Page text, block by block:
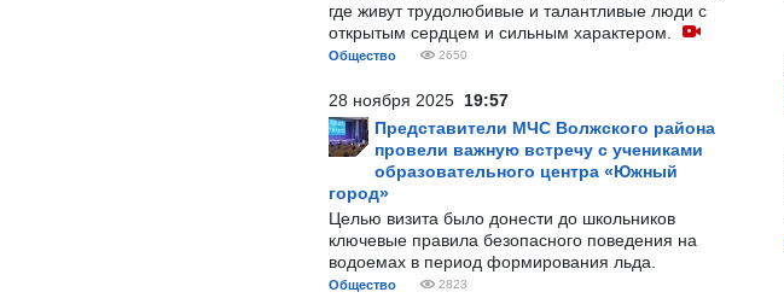
где живут трудолюбивые и талантливые люди с
открытым сердцем и сильным характером.
Общество 2650
28 ноября 2025 19:57
Представители МЧС Волжского района
провели важную встречу с учениками
образовательного центра «Южный
город»
Целью визита было донести до школьников
ключевые правила безопасного поведения на
водоемах в период формирования льда.
Общество 2823